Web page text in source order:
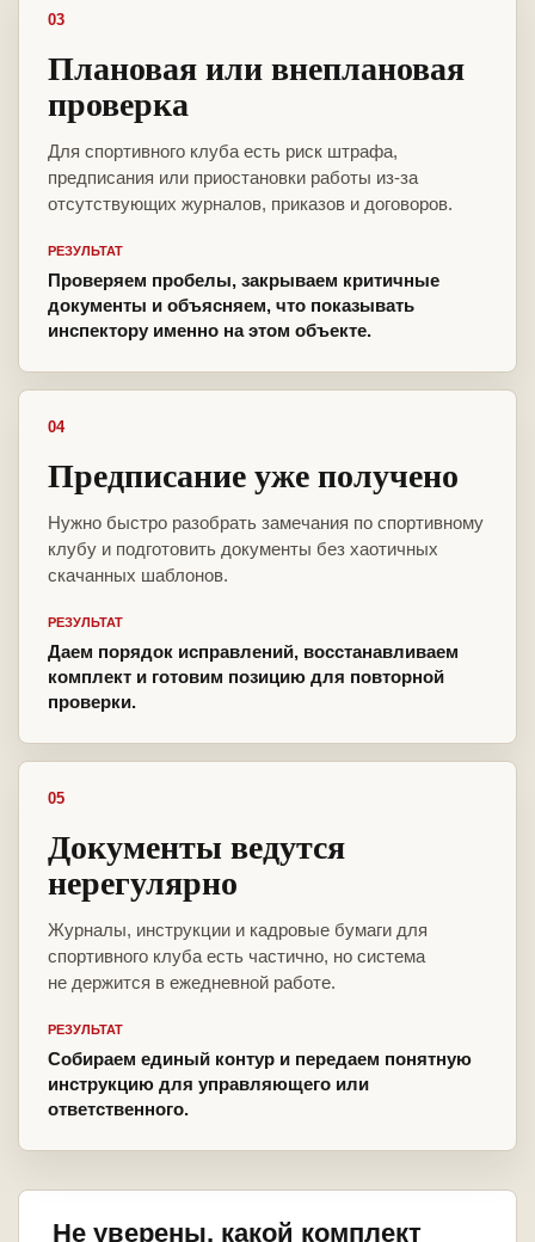
03
Плановая или внеплановая
проверка
Для спортивного клуба есть риск штрафа,
предписания или приостановки работы из-за
отсутствующих журналов, приказов и договоров.
РЕЗУЛЬТАТ
Проверяем пробелы, закрываем критичные
документы и объясняем, что показывать
инспектору именно на этом объекте.
04
Предписание уже получено
Нужно быстро разобрать замечания по спортивному
клубу и подготовить документы без хаотичных
скачанных шаблонов.
РЕЗУЛЬТАТ
Даем порядок исправлений, восстанавливаем
комплект и готовим позицию для повторной
проверки.
05
Документы ведутся
нерегулярно
Журналы, инструкции и кадровые бумаги для
спортивного клуба есть частично, но система
не держится в ежедневной работе.
РЕЗУЛЬТАТ
Собираем единый контур и передаем понятную
инструкцию для управляющего или
ответственного.
Не уверены, какой комплект